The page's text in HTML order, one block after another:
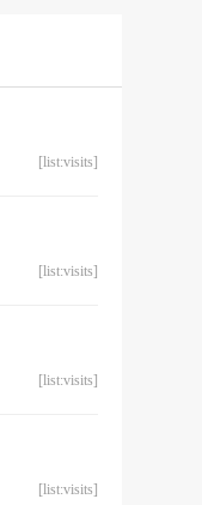
[list:visits]
[list:visits]
[list:visits]
[list:visits]